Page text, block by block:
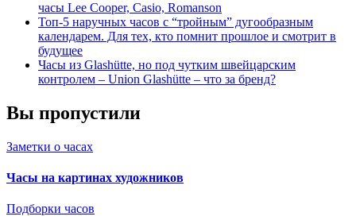
часы Lee Cooper, Casio, Romanson
Топ-5 наручных часов с “тройным” дугообразным
календарем. Для тех, кто помнит прошлое и смотрит в
будущее
Часы из Glashütte, но под чутким швейцарским
контролем – Union Glashütte – что за бренд?
Вы пропустили
Заметки о часах
Часы на картинах художников
Подборки часов